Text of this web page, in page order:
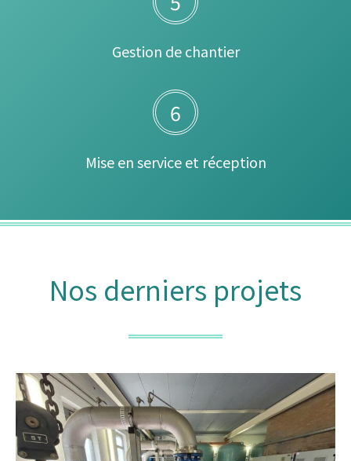
Gestion de chantier
6
Mise en service et réception
Nos derniers projets